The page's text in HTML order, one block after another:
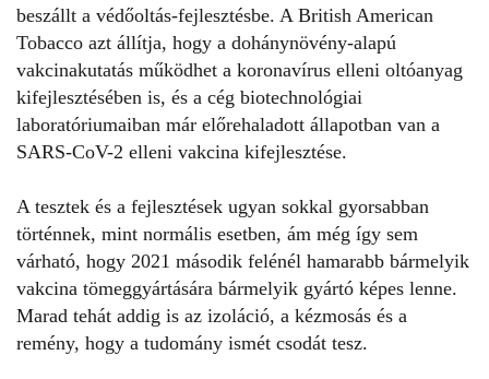
beszállt a védőoltás-fejlesztésbe. A British American
Tobacco azt állítja, hogy a dohánynövény-alapú
vakcinakutatás működhet a koronavírus elleni oltóanyag
kifejlesztésében is, és a cég biotechnológiai
laboratóriumaiban már előrehaladott állapotban van a
SARS-CoV-2 elleni vakcina kifejlesztése.
A tesztek és a fejlesztések ugyan sokkal gyorsabban
történnek, mint normális esetben, ám még így sem
várható, hogy 2021 második felénél hamarabb bármelyik
vakcina tömeggyártására bármelyik gyártó képes lenne.
Marad tehát addig is az izoláció, a kézmosás és a
remény, hogy a tudomány ismét csodát tesz.